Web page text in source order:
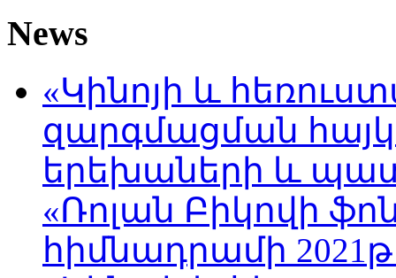
News
«Կինոյի և
զարգմացման
երեխաների և
«Ռոլան Բիկովի
հիմնադրամի